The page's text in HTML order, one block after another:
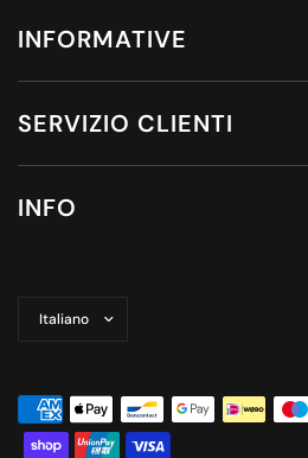
INFORMATIVE
SERVIZIO CLIENTI
INFO
paese/area